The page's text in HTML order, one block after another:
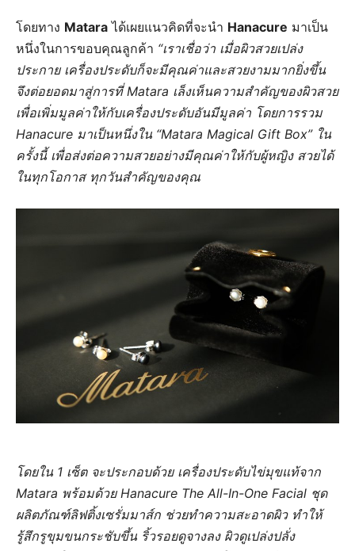
โดยทาง Matara ได้เผยแนวคิดที่จะนำ Hanacure มาเป็น
หนึ่งในการขอบคุณลูกค้า “เราเชื่อว่า เมื่อผิวสวยเปล่ง
ประกาย เครื่องประดับก็จะมีคุณค่าและสวยงามมากยิ่งขึ้น
จึงต่อยอดมาสู่การที่ Matara เล็งเห็นความสำคัญของผิวสวย
เพื่อเพิ่มมูลค่าให้กับเครื่องประดับอันมีมูลค่า โดยการรวม
Hanacure มาเป็นหนึ่งใน “Matara Magical Gift Box” ใน
ครั้งนี้ เพื่อส่งต่อความสวยอย่างมีคุณค่าให้กับผู้หญิง สวยได้
ในทุกโอกาส ทุกวันสำคัญของคุณ
โดยใน 1 เซ็ต จะประกอบด้วย เครื่องประดับไข่มุขแท้จาก
Matara พร้อมด้วย Hanacure The All-In-One Facial ชุด
ผลิตภัณฑ์ลิฟติ้งเซรั่มมาส์ก ช่วยทำความสะอาดผิว ทำให้
รู้สึกรูขุมขนกระชับขึ้น ริ้วรอยดูจางลง ผิวดูเปล่งปลั่ง